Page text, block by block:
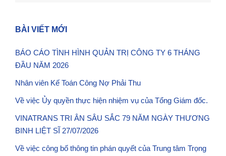
BÀI VIẾT MỚI
BÁO CÁO TÌNH HÌNH QUẢN TRỊ CÔNG TY 6 THÁNG
ĐẦU NĂM 2026
Nhân viên Kế Toán Công Nợ Phải Thu
Về việc Ủy quyền thực hiện nhiệm vụ của Tổng Giám đốc.
VINATRANS TRI ÂN SÂU SẮC 79 NĂM NGÀY THƯƠNG
BINH LIỆT SĨ 27/07/2026
Về việc công bố thông tin phán quyết của Trung tâm Trọng